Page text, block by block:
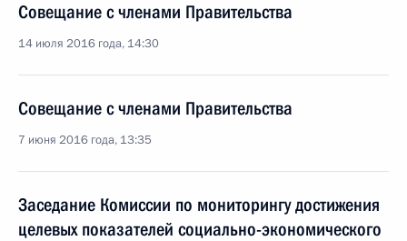
Совещание с членами Правительства
14 июля 2016 года, 14:30
Совещание с членами Правительства
7 июня 2016 года, 13:35
Заседание Комиссии по мониторингу достижения
целевых показателей социально-экономического